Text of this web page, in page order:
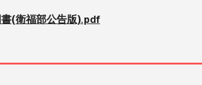
(衛福部公告版).pdf